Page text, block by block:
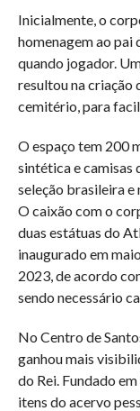
Inicialmente, o
homenagem ao pai
quando jogador.
resultou na criação
cemitério, para
O espaço tem 200
sintética e camisas
seleção brasileira e
O caixão com o
duas estátuas do
inaugurado em
2023, de acordo
sendo necessário
No Centro de
ganhou mais
do Rei. Fundado
itens do acervo